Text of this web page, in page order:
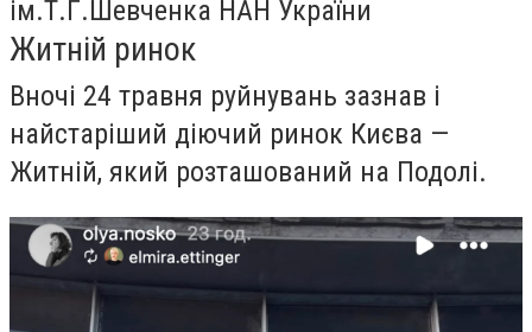
ім.Т.Г.Шевченка НАН України
Житній ринок
Вночі 24 травня руйнувань зазнав і
найстаріший діючий ринок Києва —
Житній, який розташований на Подолі.